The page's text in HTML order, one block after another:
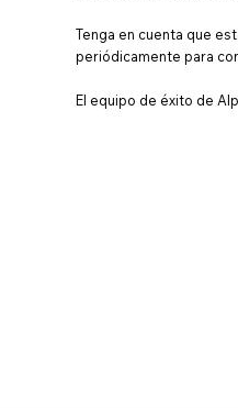
Tenga en cuenta que
periódicamente para
El equipo de éxito de